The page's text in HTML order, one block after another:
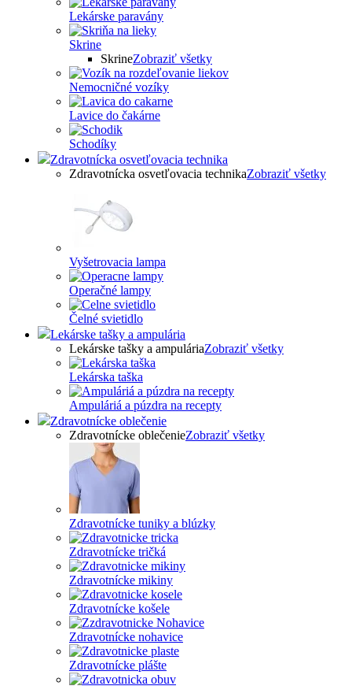
Lekárske paravány
Skrine
SkrineZobraziť všetky
Nemocničné vozíky
Lavice do čakárne
Schodíky
Zdravotnícka osvetľovacia technika
Zdravotnícka osvetľovacia technikaZobraziť všetky
Vyšetrovacia lampa
Operačné lampy
Čelné svietidlo
Lekárske tašky a ampulária
Lekárske tašky a ampuláriaZobraziť všetky
Lekárska taška
Ampuláriá a púzdra na recepty
Zdravotnícke oblečenie
Zdravotnícke oblečenieZobraziť všetky
Zdravotnícke tuniky a blúzky
Zdravotnícke tričká
Zdravotnícke mikiny
Zdravotnícke košele
Zdravotnícke nohavice
Zdravotnícke plášte